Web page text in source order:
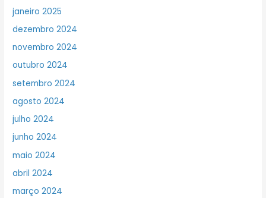
janeiro 2025
dezembro 2024
novembro 2024
outubro 2024
setembro 2024
agosto 2024
julho 2024
junho 2024
maio 2024
abril 2024
março 2024